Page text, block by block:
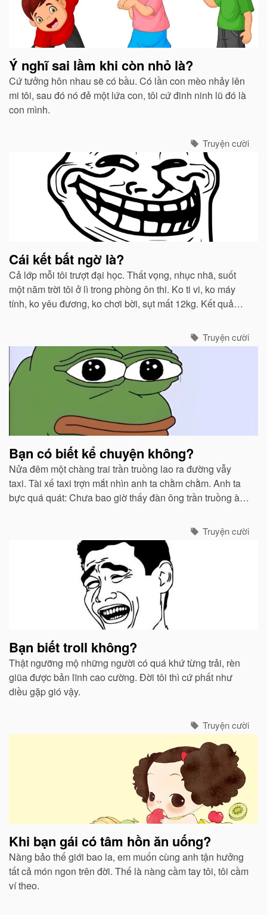
Ý nghĩ sai lầm khi còn nhỏ là?
Cứ tưởng hôn nhau sẽ có bầu. Có lần con mèo nhảy lên
mi tôi, sau đó nó đẻ một lứa con, tôi cứ đinh ninh lũ đó là
con mình.
Truyện cười
Cái kết bất ngờ là?
Cả lớp mỗi tôi trượt đại học. Thất vọng, nhục nhã, suốt
một năm trời tôi ở lì trong phòng ôn thi. Ko ti vi, ko máy
tính, ko yêu đương, ko chơi bời, sụt mất 12kg. Kết quả
Truyện cười
Bạn có biết kể chuyện không?
Nửa đêm một chàng trai trần truồng lao ra đường vẫy
taxi. Tài xế taxi trợn mắt nhìn anh ta chằm chằm. Anh ta
bực quá quát: Chưa bao giờ thấy đàn ông trần truồng à
Truyện cười
Bạn biết troll không?
Thật ngưỡng mộ những người có quá khứ từng trải, rèn
giũa được bản lĩnh cao cường. Đời tôi thì cứ phất như
diều gặp gió vậy.
Truyện cười
Khi bạn gái có tâm hồn ăn uống?
Nàng bảo thế giới bao la, em muốn cùng anh tận hưởng
tất cả món ngon trên đời. Thế là nàng cầm tay tôi, tôi cầm
ví theo.